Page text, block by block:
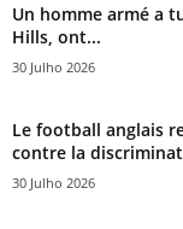
Un homme armé a
Hills, ont...
30 Julho 2026
Le football anglais
contre la
30 Julho 2026